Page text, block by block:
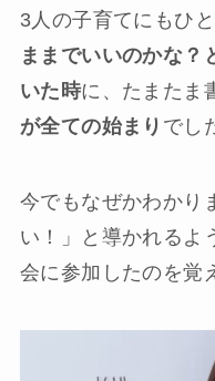
3人の子育てにもひ
ままでいいのかな？
いた時に、たまたま
が全ての始まり でし
今でもなぜかわかり
い！」と導かれるよ
会に参加したのを覚